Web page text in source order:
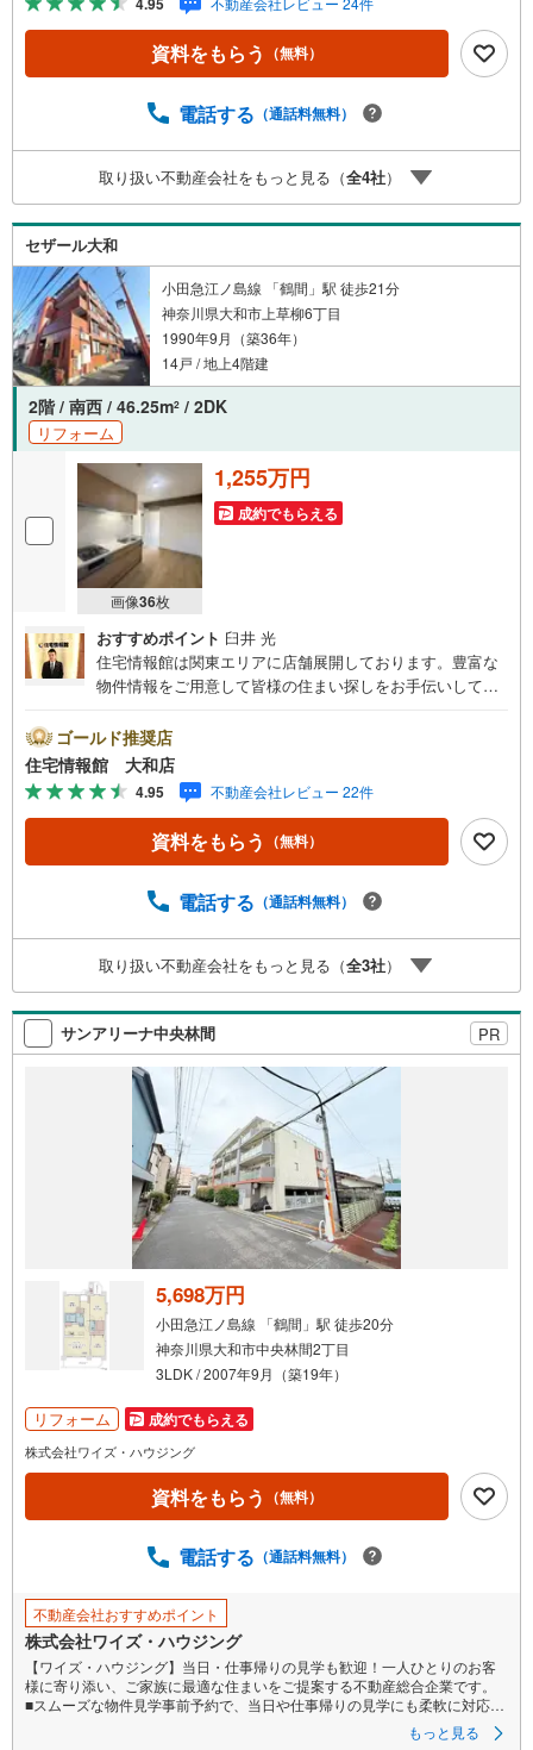
タッフ一同お客様のお問合せをお待ちしております。【住
宅ローン相談会】開催中無理のない住宅ローンの試算やご
購入の際にかかる諸費用の概算も行っております。しっか
気軽にご相談ください。お客様第一主義をモット-にお引越
実に努めさせて頂きます。住宅情報館にお越し頂けたら、
物件のご紹介だけではなく、お住まいの疑問、不安、お家
の事ならなんでもご相談いただけます。お客様の要望をお
伺いしながら誠心誠意、全力でサポートさせて頂きます。
お客様一人一人に合わせたライフプランのご提案をさせて
いただきます。お気軽にご相談ください。
資料をもらう （無料）
電話する （通話料無料）
取り扱い不動産会社をもっと見る（全4社）
セザール大和
小田急江ノ島線 「鶴間」駅 徒歩21分
神奈川県大和市上草柳6丁目
1990年9月（築36年）
14戸 / 地上4階建
2階 / 南西 / 46.25m2 / 2DK
リフォーム
画像36枚
1,255万円
成約でもらえる
おすすめポイント 臼井 光
住宅情報館は関東エリアに店舗展開しております。豊富な
物件情報をご用意して皆様の住まい探しをお手伝いしてお
さい。住宅ローン相談会も同時開催中無理のない住宅ロー
ンの試算やご購入の際にかかる諸費用の概算も行っており
ます。しっかりとした資金計画のアドバイスをさせて頂き
ますので、お気軽にご相談ください。
ゴールド推奨店
住宅情報館 大和店
4.95 不動産会社レビュー 22件
資料をもらう （無料）
電話する （通話料無料）
取り扱い不動産会社をもっと見る（全3社）
サンアリーナ中央林間 PR
5,698万円
小田急江ノ島線 「鶴間」駅 徒歩20分
神奈川県大和市中央林間2丁目
3LDK / 2007年9月（築19年）
リフォーム 成約でもらえる
株式会社ワイズ・ハウジング
資料をもらう （無料）
電話する （通話料無料）
不動産会社おすすめポイント
株式会社ワイズ・ハウジング
【ワイズ・ハウジング】当日・仕事帰りの見学も歓迎！一人ひとりのお客
様に寄り添い、ご家族に最適な住まいをご提案する不動産総合企業です。
■スムーズな物件見学事前予約で、当日や仕事帰りの見学にも柔軟に対応い
たします。現地や店舗での待ち合わせ、最寄駅・周辺施設での合流、ご
もっと見る